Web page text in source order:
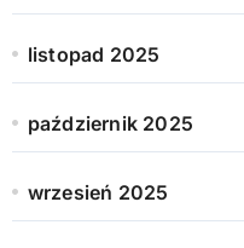
listopad 2025
październik 2025
wrzesień 2025